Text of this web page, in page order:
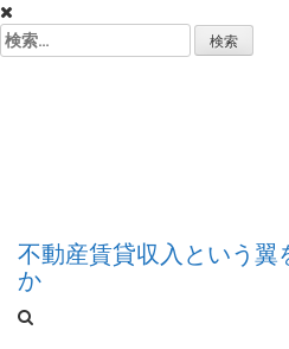
コ
ン
テ
検
索:
不動産賃貸収入という翼
か